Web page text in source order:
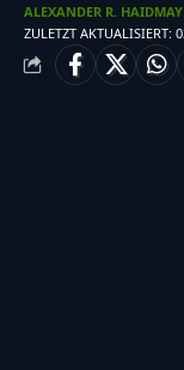
ZULETZT AKTUALISIERT:
ALEXANDER R.